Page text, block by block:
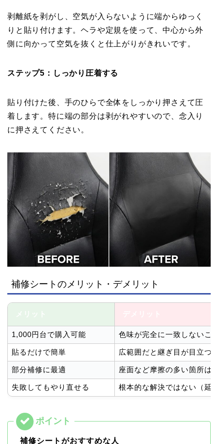
剥離紙を剥がし、空気が入らないように端からゆっく
りと貼り付けます。ヘラや定規を使って、中心から外
側に向かって空気を抜くと仕上がりがきれいです。
ステップ5：しっかり圧着する
貼り付けた後、手のひらで全体をしっかり押さえて圧
着します。特に端の部分は剥がれやすいので、念入り
に押さえてください。
補修シートのメリット・デメリット
1,000円台で購入可能 色味が完全に一致しないこ
貼るだけで簡単 広範囲だと継ぎ目が目立つ
部分補修に最適 座面など摩擦の多い箇所は
失敗してもやり直せる 根本的な解決ではない（延
補修シートがおすすめな人